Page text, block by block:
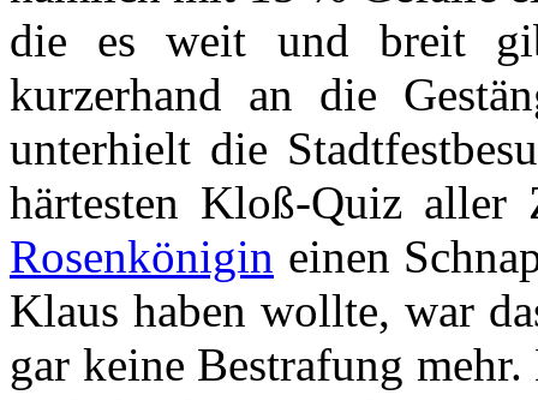
die es weit und breit
kurzerhand an die
unterhielt die
härtesten Kloß-Quiz aller
Rosenkönigin einen
Klaus haben wollte, war
gar keine Bestrafung